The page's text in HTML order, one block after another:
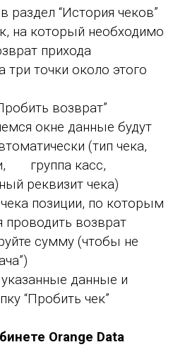
раздел “История чеков”
на который необходимо
прихода
три точки около этого
возврат”
окне данные будут
(тип чека,
группа касс,
реквизит чека)
позиции, по которым
проводить возврат
сумму (чтобы не
данные и
“Пробить чек”
Orange Data